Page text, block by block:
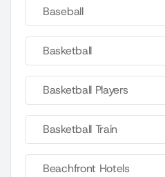
Baseball
Basketball
Basketball Players
Basketball Train
Beachfront Hotels